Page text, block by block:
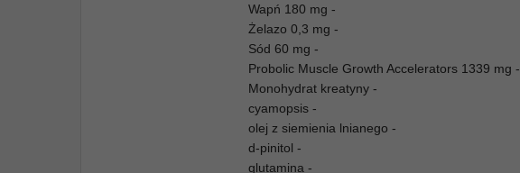
Wapń 180 mg -
Żelazo 0,3 mg -
Sód 60 mg -
Probolic Muscle Growth Accelerators 1339 mg -
Monohydrat kreatyny -
cyamopsis -
olej z siemienia lnianego -
d-pinitol -
glutamina -